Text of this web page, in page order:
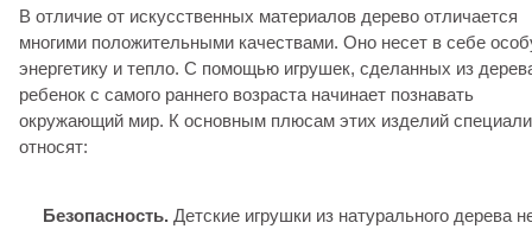
В отличие от искусственных материалов дерево отличается
многими положительными качествами. Оно несет в себе
энергетику и тепло. С помощью игрушек, сделанных из
ребенок с самого раннего возраста начинает познавать
окружающий мир. К основным плюсам этих изделий
относят:
Безопасность. Детские игрушки из натурального дерева